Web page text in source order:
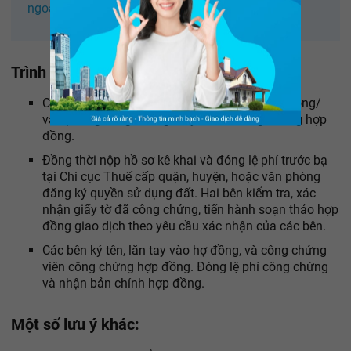
ngoài thuê nhà
Trình tự mua bán nhà đất.
Các bên mang đầy đủ giấy tờ nêu trên đến phòng/
văn phòng công chứng để yêu cầu công chứng hợp
đồng.
Đồng thời nộp hồ sơ kê khai và đóng lệ phí trước bạ
tại Chi cục Thuế cấp quận, huyện, hoặc văn phòng
đăng ký quyền sử dụng đất. Hai bên kiểm tra, xác
nhận giấy tờ đã công chứng, tiến hành soạn thảo hợp
đồng giao dịch theo yêu cầu xác nhận của các bên.
Các bên ký tên, lăn tay vào hợ đồng, và công chứng
viên công chứng hợp đồng. Đóng lệ phí công chứng
và nhận bản chính hợp đồng.
Một số lưu ý khác: